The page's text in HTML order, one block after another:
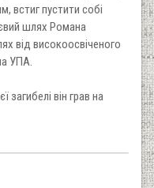
встиг пустити собі
шлях Романа
від високоосвіченого
УПА.
він грав на